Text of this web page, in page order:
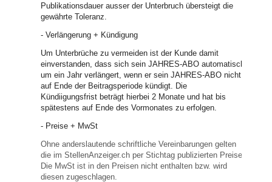
Publikationsdauer ausser der Unterbruch übersteigt die
gewährte Toleranz.
- Verlängerung + Kündigung
Um Unterbrüche zu vermeiden ist der Kunde damit
einverstanden, dass sich sein JAHRES-ABO automatisch
um ein Jahr verlängert, wenn er sein JAHRES-ABO nicht
auf Ende der Beitragsperiode kündigt. Die
Kündiigungsfrist beträgt hierbei 2 Monate und hat bis
spätestens auf Ende des Vormonates zu erfolgen.
- Preise + MwSt
Ohne anderslautende schriftliche Vereinbarungen gelten
die im StellenAnzeiger.ch per Stichtag publizierten Preise.
Die MwSt ist in den Preisen nicht enthalten bzw. wird
diesen zugeschlagen.